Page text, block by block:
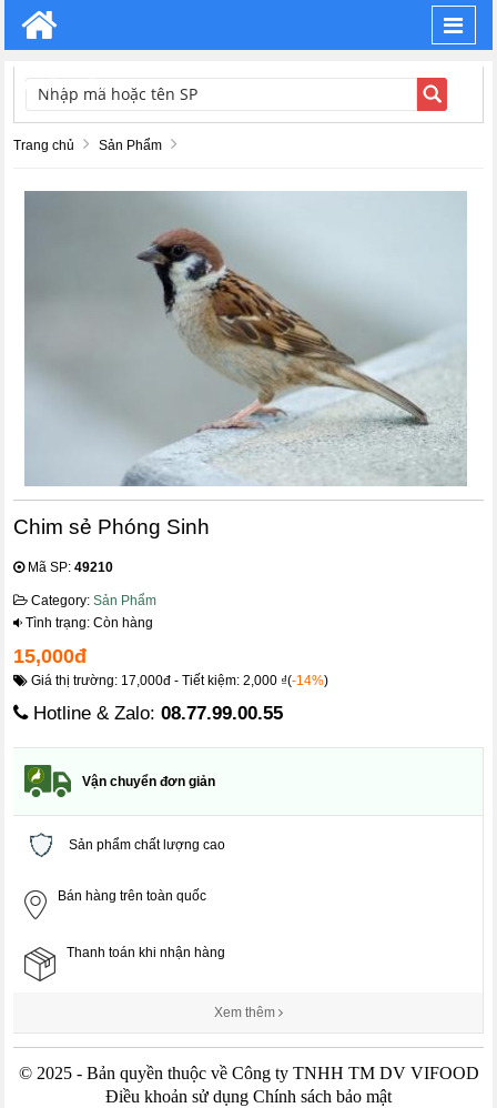
TÌM KIẾM
Trang chủ Sản Phẩm
Chim sẻ Phóng Sinh
Mã SP:49210
Category:Sản Phẩm
Tình trạng: Còn hàng
15,000đ
Giá thị trường: 17,000đ - Tiết kiệm: 2,000 ₫(-14%)
Hotline & Zalo:08.77.99.00.55
Vận chuyển đơn giản
Sản phẩm chất lượng cao
Bán hàng trên toàn quốc
Thanh toán khi nhận hàng
Xem thêm
© 2025 - Bản quyền thuộc về Công ty TNHH TM DV VIFOOD
Điều khoản sử dụng Chính sách bảo mật